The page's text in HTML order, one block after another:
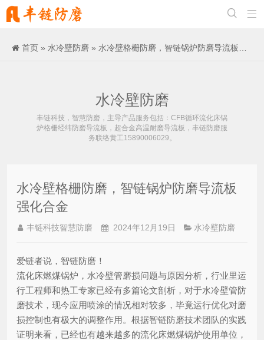


首页 » 水冷壁防磨 » 水冷壁格栅防磨，智链锅炉防磨导流板强化合金
水冷壁防磨
丰链科技，智慧防磨，主导产品服务包括：CFB循环流化床锅
炉格栅经纬防磨导流板，超合金高温耐磨导流板，丰链防磨服
务联络黄工15890006029。
水冷壁格栅防磨，智链锅炉防磨导流板
强化合金
丰链科技智慧防磨 2024年12月19日 水冷壁防磨
爱链者说，智链防磨！
流化床燃煤锅炉，水冷壁管磨损问题与原因分析，行业里运
行工程师和热工专家已经有多篇论文剖析，对于水冷壁管防
磨技术，现今应用喷涂的情况相对较多，毕竟运行优化对磨
损控制也有极大的调整作用。根据智链防磨技术团队的实践
证明来看，已经也有越来越多的流化床燃煤锅炉使用单位，